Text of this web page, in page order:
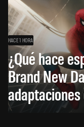
HACE 1 HORA
¿Qué hace
Brand New